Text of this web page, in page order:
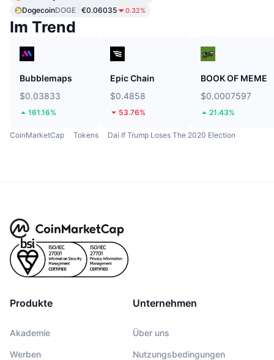
DogecoinDOGE €0.06035 0.32%
Im Trend
Bubblemaps
$0.03833
161.16%
Epic Chain
$0.4858
53.76%
BOOK OF MEME
$0.0007597
21.43%
CoinMarketCap Tokens Dai If Trump Loses The 2020 Election
Produkte
Akademie
Werben
Unternehmen
Über uns
Nutzungsbedingungen